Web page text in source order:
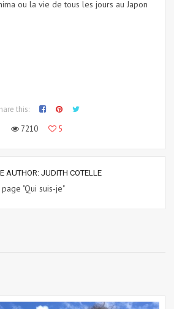
ou la vie de tous les jours au Japon
this:
7210
5
AUTHOR: JUDITH COTELLE
"Qui suis-je"